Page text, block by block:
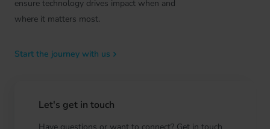
ensure technology drives impact when and
where it matters most.
Start the journey with us
Let's get in touch